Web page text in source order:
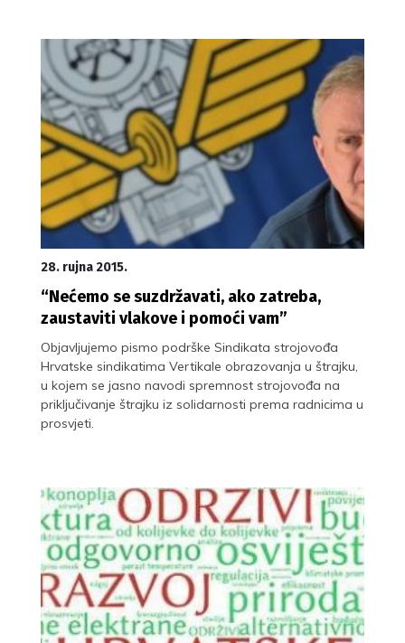
28. rujna 2015.
“Nećemo se suzdržavati, ako zatreba,
zaustaviti vlakove i pomoći vam”
Objavljujemo pismo podrške Sindikata strojovođa
Hrvatske sindikatima Vertikale obrazovanja u štrajku,
u kojem se jasno navodi spremnost strojovođa na
priključivanje štrajku iz solidarnosti prema radnicima u
prosvjeti.